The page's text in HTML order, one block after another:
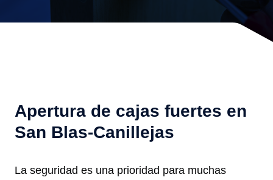
Apertura de cajas fuertes en
San Blas-Canillejas
La seguridad es una prioridad para muchas